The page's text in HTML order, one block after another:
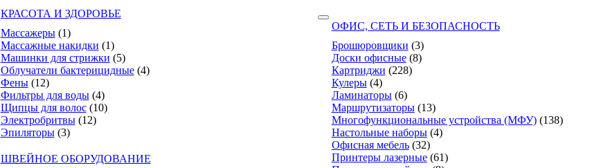
КРАСОТА И ЗДОРОВЬЕ
Массажеры (1)
Массажные накидки (1)
Машинки для стрижки (5)
Облучатели бактерицидные (4)
Фены (12)
Фильтры для воды (4)
Щипцы для волос (10)
Электробритвы (12)
Эпиляторы (3)
ШВЕЙНОЕ ОБОРУДОВАНИЕ
ОФИС, СЕТЬ И БЕЗОПАСНОСТЬ
Брошюровщики (3)
Доски офисные (8)
Картриджи (228)
Кулеры (4)
Ламинаторы (6)
Маршрутизаторы (13)
Многофункциональные устройства (МФУ) (138)
Настольные наборы (4)
Офисная мебель (32)
Принтеры лазерные (61)